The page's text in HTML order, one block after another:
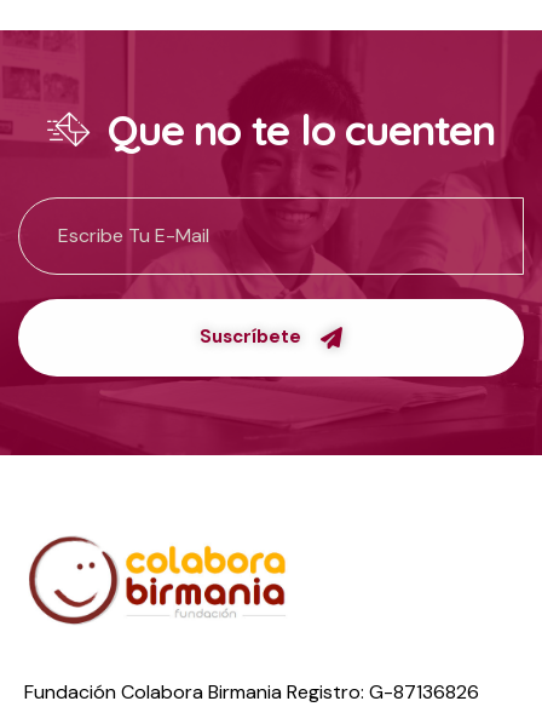
Que no te lo cuenten
Suscríbete
Fundación Colabora Birmania Registro: G-87136826